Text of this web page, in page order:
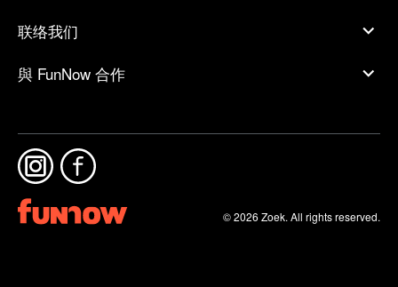
联络我们
與 FunNow 合作
© 2026 Zoek. All rights reserved.